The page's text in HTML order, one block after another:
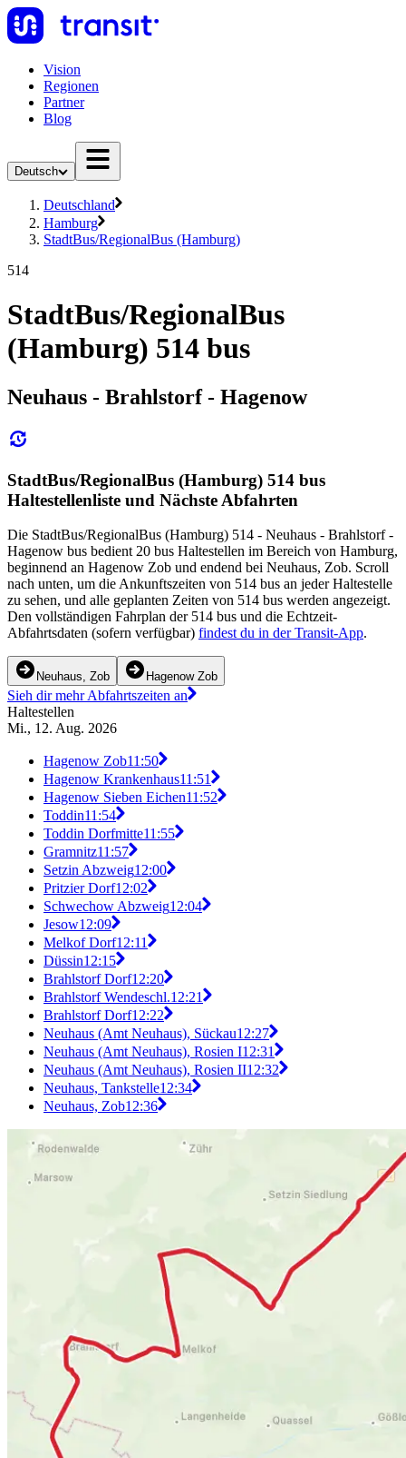
Vision
Regionen
Partner
Blog
Deutsch
Deutschland
Hamburg
StadtBus/RegionalBus (Hamburg)
514
StadtBus/RegionalBus
(Hamburg) 514 bus
Neuhaus - Brahlstorf - Hagenow
StadtBus/RegionalBus (Hamburg) 514 bus
Haltestellenliste und Nächste Abfahrten
Die StadtBus/RegionalBus (Hamburg) 514 - Neuhaus - Brahlstorf -
Hagenow bus bedient 20 bus Haltestellen im Bereich von Hamburg,
beginnend an Hagenow Zob und endend bei Neuhaus, Zob. Scroll
nach unten, um die Ankunftszeiten von 514 bus an jeder Haltestelle
zu sehen, und alle geplanten Zeiten von 514 bus werden angezeigt.
Den vollständigen Fahrplan der 514 bus und die Echtzeit-
Abfahrtsdaten (sofern verfügbar) findest du in der Transit-App.
Neuhaus, Zob Hagenow Zob
Sieh dir mehr Abfahrtszeiten an
Haltestellen
Mi., 12. Aug. 2026
Hagenow Zob11:50
Hagenow Krankenhaus11:51
Hagenow Sieben Eichen11:52
Toddin11:54
Toddin Dorfmitte11:55
Gramnitz11:57
Setzin Abzweig12:00
Pritzier Dorf12:02
Schwechow Abzweig12:04
Jesow12:09
Melkof Dorf12:11
Düssin12:15
Brahlstorf Dorf12:20
Brahlstorf Wendeschl.12:21
Brahlstorf Dorf12:22
Neuhaus (Amt Neuhaus), Sückau12:27
Neuhaus (Amt Neuhaus), Rosien I12:31
Neuhaus (Amt Neuhaus), Rosien II12:32
Neuhaus, Tankstelle12:34
Neuhaus, Zob12:36